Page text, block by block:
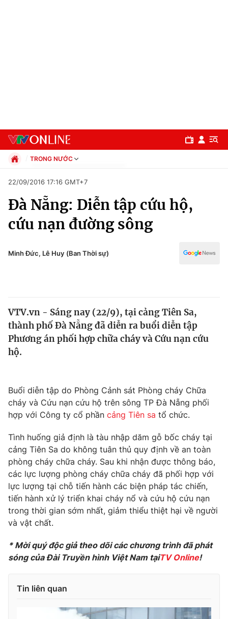
Chuyên mục
Chính trị
Y tế
Thế giới
Thế giới đó đây
Câu chuyện quốc tế
Tài chính
Thị trường
Góc doanh nghiệp
Dữ liệu và đời sống
Truyền hình
Phim VTV
Hậu trường
Nhân vật
Khán giả
Giải sao mai
Giải trí
Điện ảnh
Âm nhạc
Sao
Đời sống
Du lịch
Chất lượng cuộc sống
Giáo dục
Tuyển sinh
Công nghệ
Giao lưu trực tuyến
TRONG NƯỚC
Xã hội
Pháp luật
Thể thao
Văn hóa - Giải trí
Giáo dục
22/09/2016 17:16 GMT+7
Đà Nẵng: Diễn tập cứu hộ,
cứu nạn đường sông
Minh Đức, Lê Huy (Ban Thời sự)
VTV.vn - Sáng nay (22/9), tại cảng Tiên Sa,
thành phố Đà Nẵng đã diễn ra buổi diễn tập
Phương án phối hợp chữa cháy và Cứu nạn cứu
hộ.
Buổi diễn tập do Phòng Cảnh sát Phòng cháy Chữa
cháy và Cứu nạn cứu hộ trên sông TP Đà Nẵng phối
hợp với Công ty cổ phần cảng Tiên sa tổ chức.
Tình huống giả định là tàu nhập dăm gỗ bốc cháy tại
cảng Tiên Sa do không tuân thủ quy định về an toàn
phòng cháy chữa cháy. Sau khi nhận được thông báo,
các lực lượng phòng cháy chữa cháy đã phối hợp với
lực lượng tại chỗ tiến hành các biện pháp tác chiến,
tiến hành xử lý triển khai cháy nổ và cứu hộ cứu nạn
trong thời gian sớm nhất, giảm thiểu thiệt hại về người
và vật chất.
* Mời quý độc giả theo dõi các chương trình đã phát
sóng của Đài Truyền hình Việt Nam tạiTV Online!
Tin liên quan